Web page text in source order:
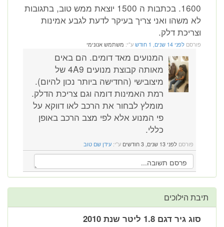
1600. בכתבות ה 1500 יוצאת ממש טוב, בתגובות
לא משהו ואני צריך בעיקר לדעת לגבע אמינות
וצריכת דלק.
פורסם לפני 14 שנים, 1 חודש ע"י: משתמש אנונימי
המנועים מאד דומים. הם באים
מאותה קבוצת מנועים 4A9 של
מיצובישי (החדישה ביותר נכון להיום).
רמת האמינות דומה וגם צריכת הדלק.
מומלץ לבחור את הרכב לאו דווקא על
פי המנוע אלא לפי מצב הרכב באופן
כללי.
פורסם לפני 13 שנים, 3 חודשים ע"י: עידן שם טוב
תיבת הילוכים
סוג גיר דגם 1.8 ליטר שנת 2010